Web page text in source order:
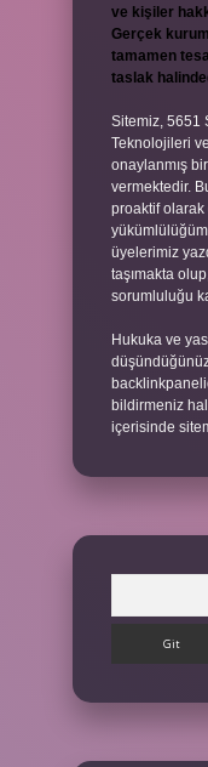
ve kişiler
Gerçek
tamamen
taslak
Sitemiz, 5651
Teknolojileri
onaylanmış
vermektedir.
proaktif olarak
üyelerimiz
taşımakta
sorumluluğu
Hukuka ve
bildirmeniz
içerisinde